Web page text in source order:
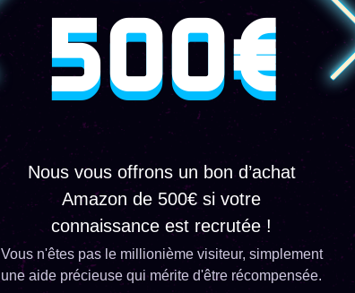
500€
Nous vous offrons un bon d’achat
Amazon de 500€ si votre
connaissance est recrutée !
Vous n'êtes pas le millionième visiteur, simplement
une aide précieuse qui mérite d'être récompensée.